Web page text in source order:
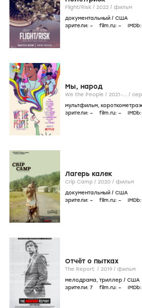
Flight/Risk / 2022 / фильм
документальный / США
зрители: – film.ru: – IMDb:
Мы, народ
We the People / 2021-... /
мультфильм,
зрители: – film.ru: – IMDb:
Лагерь калек
Crip Camp / 2020 / фильм
документальный / США
зрители: – film.ru: – IMDb:
Отчёт о пытках
The Report / 2019 / фильм
мелодрама, триллер / США
зрители: 7 film.ru: – IMDb: